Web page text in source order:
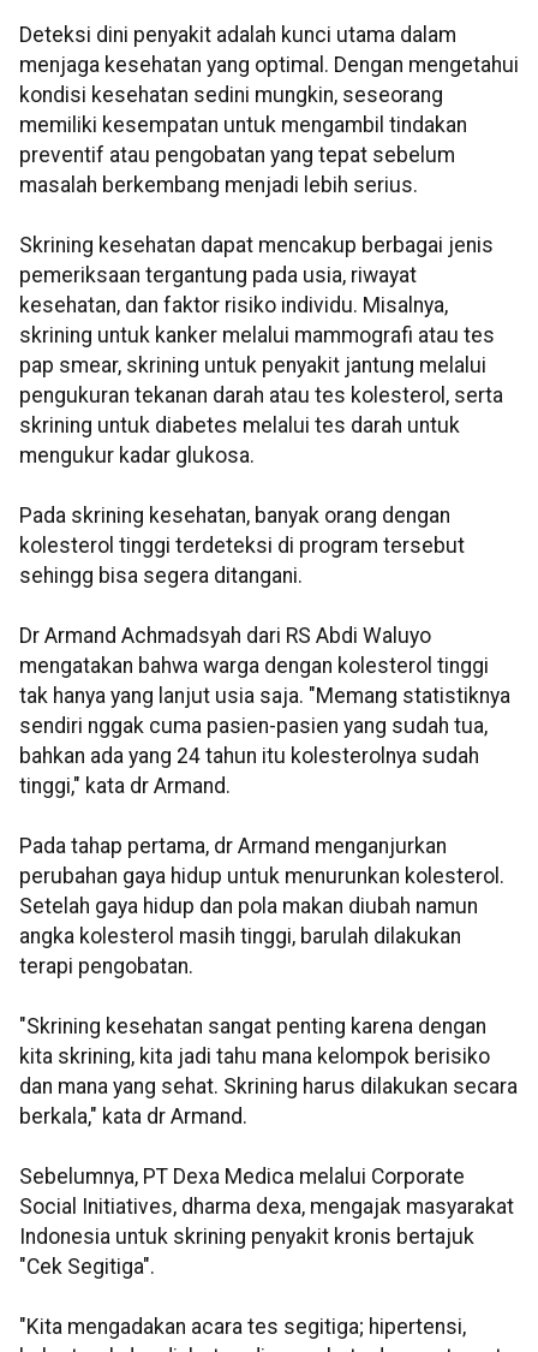
Deteksi dini penyakit adalah kunci utama dalam
menjaga kesehatan yang optimal. Dengan mengetahui
kondisi kesehatan sedini mungkin, seseorang
memiliki kesempatan untuk mengambil tindakan
preventif atau pengobatan yang tepat sebelum
masalah berkembang menjadi lebih serius.
Skrining kesehatan dapat mencakup berbagai jenis
pemeriksaan tergantung pada usia, riwayat
kesehatan, dan faktor risiko individu. Misalnya,
skrining untuk kanker melalui mammografi atau tes
pap smear, skrining untuk penyakit jantung melalui
pengukuran tekanan darah atau tes kolesterol, serta
skrining untuk diabetes melalui tes darah untuk
mengukur kadar glukosa.
Pada skrining kesehatan, banyak orang dengan
kolesterol tinggi terdeteksi di program tersebut
sehingg bisa segera ditangani.
Dr Armand Achmadsyah dari RS Abdi Waluyo
mengatakan bahwa warga dengan kolesterol tinggi
tak hanya yang lanjut usia saja. "Memang statistiknya
sendiri nggak cuma pasien-pasien yang sudah tua,
bahkan ada yang 24 tahun itu kolesterolnya sudah
tinggi," kata dr Armand.
Pada tahap pertama, dr Armand menganjurkan
perubahan gaya hidup untuk menurunkan kolesterol.
Setelah gaya hidup dan pola makan diubah namun
angka kolesterol masih tinggi, barulah dilakukan
terapi pengobatan.
"Skrining kesehatan sangat penting karena dengan
kita skrining, kita jadi tahu mana kelompok berisiko
dan mana yang sehat. Skrining harus dilakukan secara
berkala," kata dr Armand.
Sebelumnya, PT Dexa Medica melalui Corporate
Social Initiatives, dharma dexa, mengajak masyarakat
Indonesia untuk skrining penyakit kronis bertajuk
"Cek Segitiga".
"Kita mengadakan acara tes segitiga; hipertensi,